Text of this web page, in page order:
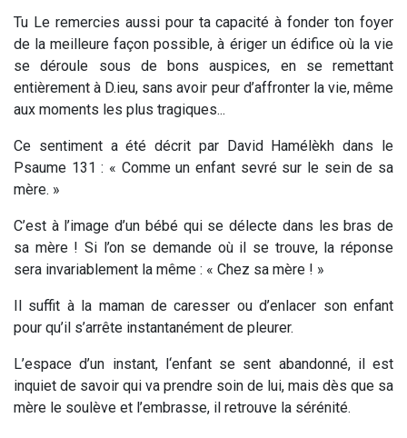
Tu Le remercies aussi pour ta capacité à fonder ton foyer
de la meilleure façon possible, à ériger un édifice où la vie
se déroule sous de bons auspices, en se remettant
entièrement à D.ieu, sans avoir peur d’affronter la vie, même
aux moments les plus tragiques...
Ce sentiment a été décrit par David Hamélèkh dans le
Psaume 131 : « Comme un enfant sevré sur le sein de sa
mère. »
C’est à l’image d’un bébé qui se délecte dans les bras de
sa mère ! Si l’on se demande où il se trouve, la réponse
sera invariablement la même : « Chez sa mère ! »
Il suffit à la maman de caresser ou d’enlacer son enfant
pour qu’il s’arrête instantanément de pleurer.
L’espace d’un instant, l‘enfant se sent abandonné, il est
inquiet de savoir qui va prendre soin de lui, mais dès que sa
mère le soulève et l’embrasse, il retrouve la sérénité.